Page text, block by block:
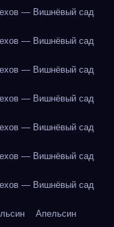
— Вишнёвый сад
— Вишнёвый сад
— Вишнёвый сад
— Вишнёвый сад
— Вишнёвый сад
— Вишнёвый сад
— Вишнёвый сад
Апельсин